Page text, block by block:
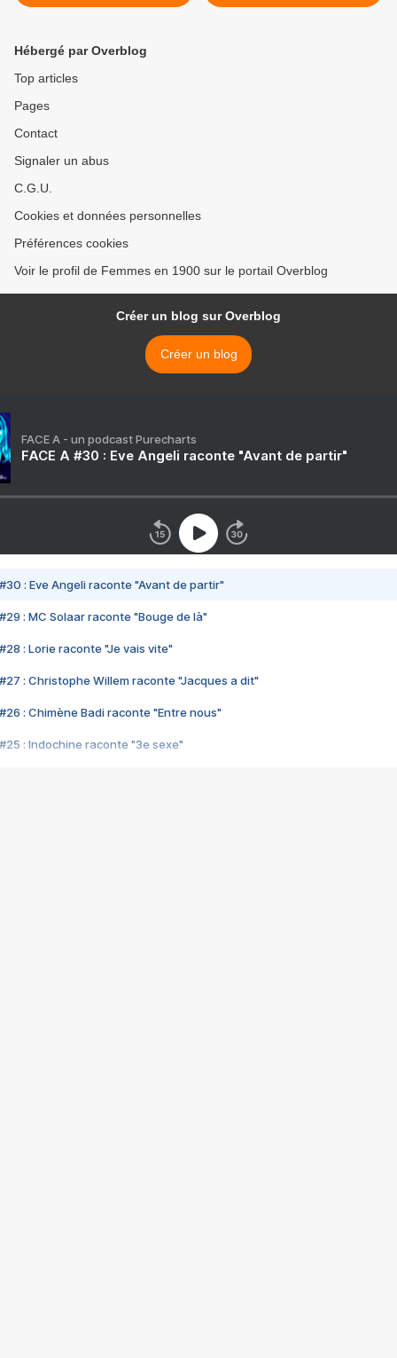
Hébergé par Overblog
Top articles
Pages
Contact
Signaler un abus
C.G.U.
Cookies et données personnelles
Préférences cookies
Voir le profil de Femmes en 1900 sur le portail Overblog
Créer un blog sur Overblog
Créer un blog
FACE A - un podcast Purecharts
FACE A #30 : Eve Angeli raconte "Avant de partir"
#30 : Eve Angeli raconte "Avant de partir"
#29 : MC Solaar raconte "Bouge de là"
#28 : Lorie raconte "Je vais vite"
#27 : Christophe Willem raconte "Jacques a dit"
#26 : Chimène Badi raconte "Entre nous"
#25 : Indochine raconte "3e sexe"